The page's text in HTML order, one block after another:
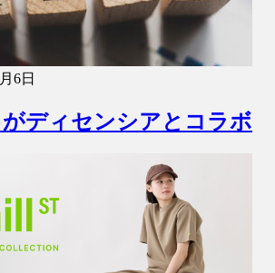
6日
ディセンシアとコラボ